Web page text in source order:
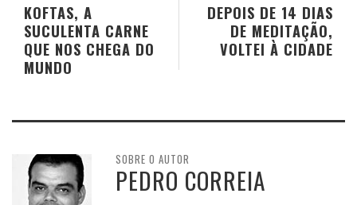
DEPOIS DE 14 DIAS
DE MEDITAÇÃO,
VOLTEI À CIDADE
KOFTAS, A
SUCULENTA CARNE
QUE NOS CHEGA DO
MUNDO
SOBRE O AUTOR
PEDRO CORREIA